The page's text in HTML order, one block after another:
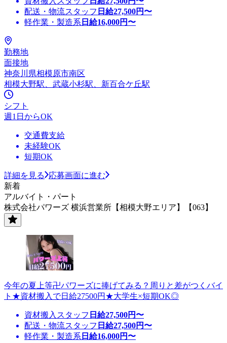
配送・物流スタッフ 日給27,500円〜
軽作業・製造系 日給16,000円〜
勤務地
面接地
神奈川県相模原市南区
相模大野駅、武蔵小杉駅、新百合ケ丘駅
シフト
週1日からOK
交通費支給
未経験OK
短期OK
詳細を見る
応募画面に進む
新着
アルバイト・パート
株式会社パワーズ 横浜営業所【相模大野エリア】【063】
今年の夏上等卍パワーズに捧げてみる？周りと差がつくバイ
ト★資材搬入で日給27500円★大学生×短期OK◎
資材搬入スタッフ 日給27,500円〜
配送・物流スタッフ 日給27,500円〜
軽作業・製造系 日給16,000円〜